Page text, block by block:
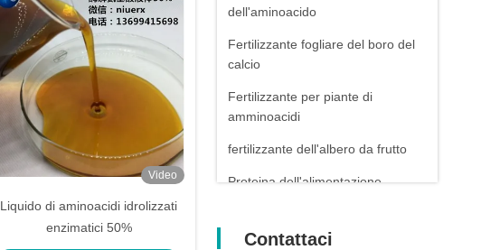
dell'aminoacido
Fertilizzante fogliare del boro del
calcio
Fertilizzante per piante di
amminoacidi
fertilizzante dell'albero da frutto
Proteina dell'alimentazione
Minerali chelatati aminoacido
Contattaci
Video
Liquido di aminoacidi idrolizzati
enzimatici 50%